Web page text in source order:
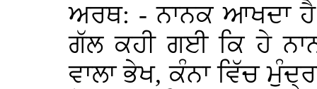
ਅਰਥ: - ਨਾਨਕ ਆਖਦਾ
ਗੱਲ ਕਹੀ ਗਈ ਕਿ ਹੇ
ਵਾਲਾ ਭੇਖ, ਕੰਨਾ ਵਿੱਚ